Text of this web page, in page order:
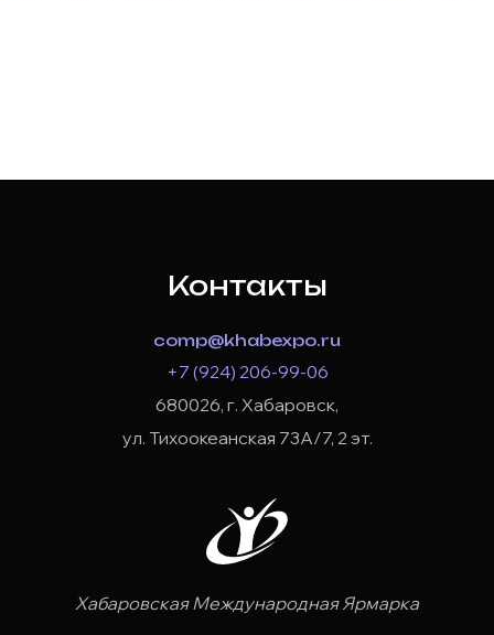
Контакты
comp@khabexpo.ru
+7 (924) 206-99-06
680026, г. Хабаровск,
ул. Тихоокеанская 73А/7, 2 эт.
Хабаровская Международная Ярмарка